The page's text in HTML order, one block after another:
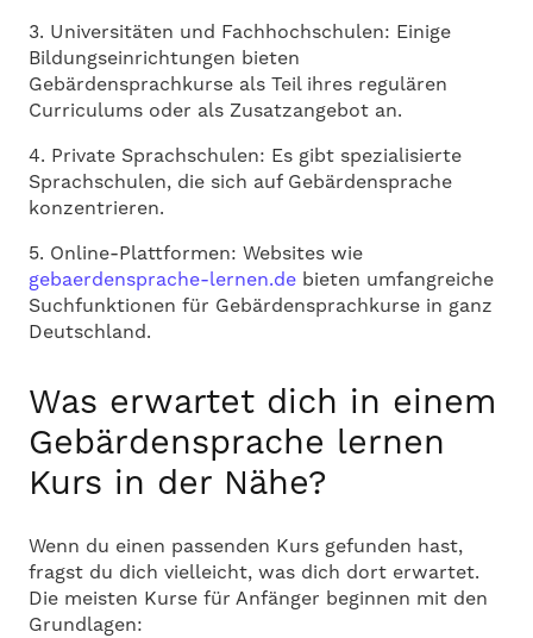
3. Universitäten und Fachhochschulen: Einige
Bildungseinrichtungen bieten
Gebärdensprachkurse als Teil ihres regulären
Curriculums oder als Zusatzangebot an.
4. Private Sprachschulen: Es gibt spezialisierte
Sprachschulen, die sich auf Gebärdensprache
konzentrieren.
5. Online-Plattformen: Websites wie
gebaerdensprache-lernen.de bieten umfangreiche
Suchfunktionen für Gebärdensprachkurse in ganz
Deutschland.
Was erwartet dich in einem
Gebärdensprache lernen
Kurs in der Nähe?
Wenn du einen passenden Kurs gefunden hast,
fragst du dich vielleicht, was dich dort erwartet.
Die meisten Kurse für Anfänger beginnen mit den
Grundlagen: